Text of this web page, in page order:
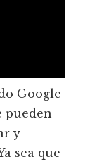
Google
pueden
y
sea que